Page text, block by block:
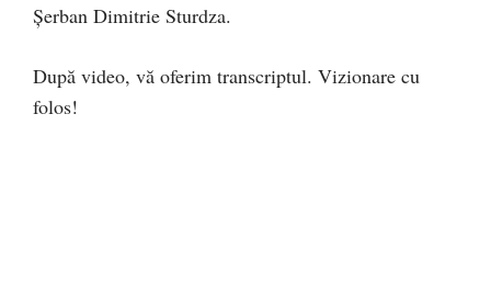
Șerban Dimitrie Sturdza.
După video, vă oferim transcriptul. Vizionare cu
folos!